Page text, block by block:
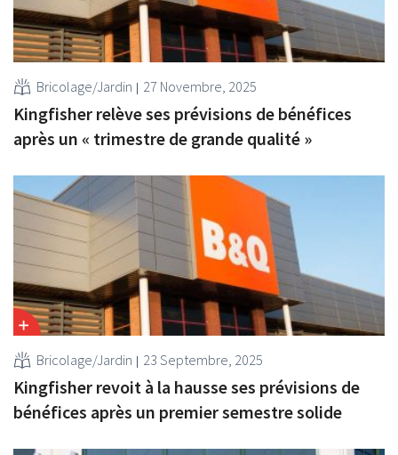
Bricolage/Jardin 27 Novembre, 2025
Kingfisher relève ses prévisions de bénéfices
après un « trimestre de grande qualité »
Bricolage/Jardin 23 Septembre, 2025
Kingfisher revoit à la hausse ses prévisions de
bénéfices après un premier semestre solide